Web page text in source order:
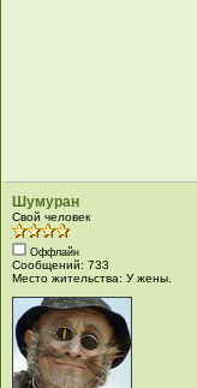
Шумуран
Свой человек
Оффлайн
Сообщений: 733
Место жительства: У жены.